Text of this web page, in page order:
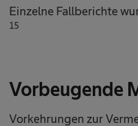
Einzelne Fallberichte
15
Vorbeugende
Vorkehrungen zur